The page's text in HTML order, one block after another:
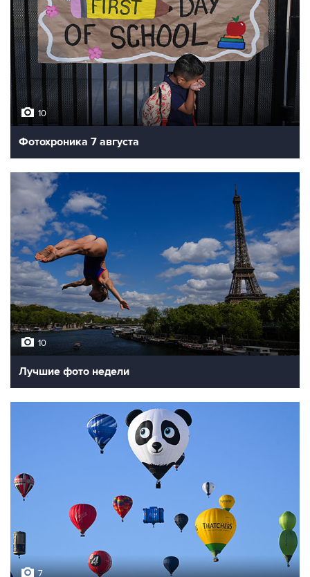
10
Фотохроника 7 августа
10
Лучшие фото недели
7